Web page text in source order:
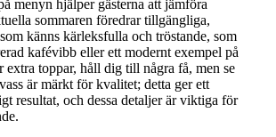
menyn hjälper gästerna att jämföra
sommaren föredrar tillgängliga,
känns kärleksfulla och tröstande, som
kafévibb eller ett modernt exempel på
extra toppar, håll dig till några få, men se
är märkt för kvalitet; detta ger ett
resultat, och dessa detaljer är viktiga för